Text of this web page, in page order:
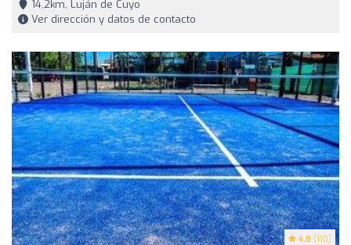
14,2km, Luján de Cuyo
Ver dirección y datos de contacto
4.8 (110)